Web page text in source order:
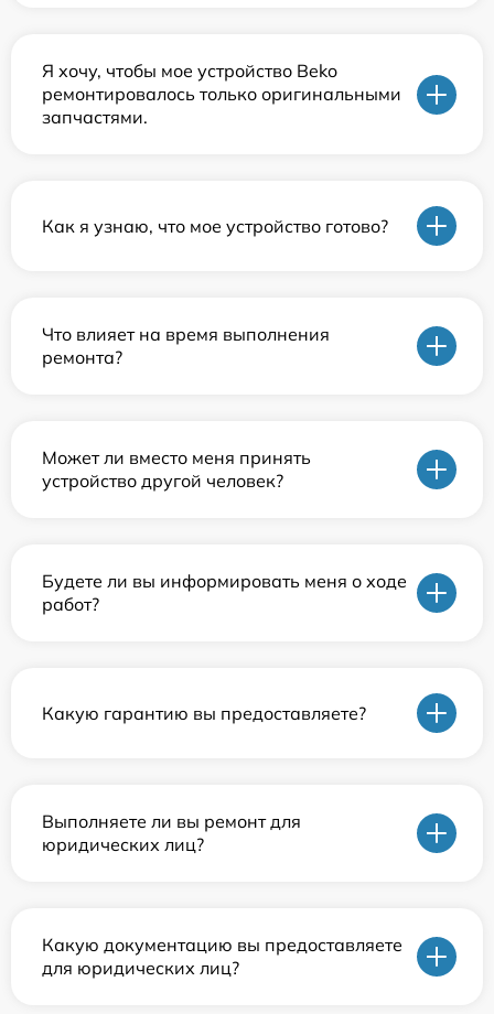
Я хочу, чтобы мое устройство Beko
ремонтировалось только оригинальными
запчастями.
Как я узнаю, что мое устройство готово?
Что влияет на время выполнения
ремонта?
Может ли вместо меня принять
устройство другой человек?
Будете ли вы информировать меня о ходе
работ?
Какую гарантию вы предоставляете?
Выполняете ли вы ремонт для
юридических лиц?
Какую документацию вы предоставляете
для юридических лиц?